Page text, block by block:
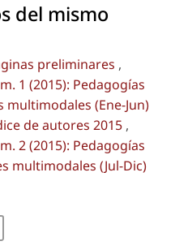
del mismo
preliminares ,
1 (2015): Pedagogías
(Ene-Jun)
de autores 2015 ,
2 (2015): Pedagogías
multimodales (Jul-Dic)